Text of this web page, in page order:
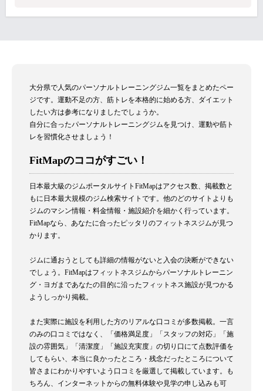
大分県で人気のパーソナルトレーニングジム一覧をまとめたペー
ジです。運動不足の方、筋トレを本格的に始める方、ダイエット
したい方は参考になりましたでしょうか。
自分に合ったパーソナルトレーニングジムを見つけ、運動や筋ト
レを習慣化させましょう！
FitMapのココがすごい！
日本最大級のジムポータルサイトFitMapはアクセス数、掲載数と
もに日本最大規模のジム検索サイトです。他のどのサイトよりも
ジムのマシン情報・料金情報・施設紹介を細かく行っています。
FitMapなら、あなたに合ったピッタリのフィットネスジムが見つ
かります。
ジムに通おうとしても詳細の情報がないと入会の決断ができない
でしょう。FitMapはフィットネスジムからパーソナルトレーニン
グ・ヨガまであなたの目的に沿ったフィットネス施設が見つかる
ようしっかり掲載。
また実際に施設を利用した方のリアルな口コミが多数掲載。一言
のみの口コミではなく、「価格満足度」「スタッフの対応」「施
設の雰囲気」「清潔度」「施設充実度」の切り口にて点数評価を
してもらい、本当に良かったところ・残念だったところについて
皆さまにわかりやすいよう口コミを厳選して掲載しています。も
ちろん、インターネットからの無料体験や見学の申し込みも可